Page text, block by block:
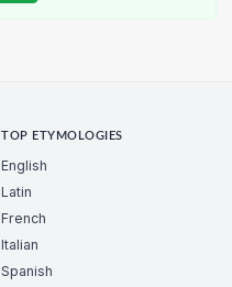
TOP ETYMOLOGIES
English
Latin
French
Italian
Spanish